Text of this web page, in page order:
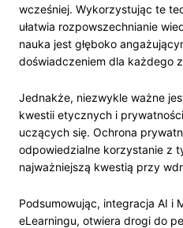
wcześniej. Wykorzystując te
ułatwia rozpowszechnianie
nauka jest głęboko
doświadczeniem dla każdego
Jednakże, niezwykle ważne
kwestii etycznych i
uczących się. Ochrona
odpowiedzialne korzystanie z
najważniejszą kwestią przy
Podsumowując, integracja AI i
eLearningu, otwiera drogi do